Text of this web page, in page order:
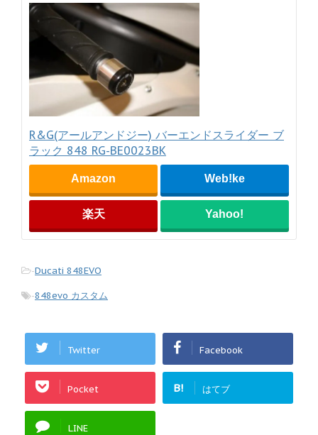
R&G(アールアンドジー) バーエンドスライダー ブ
ラック 848 RG-BE0023BK
Amazon Web!ke
楽天 Yahoo!
-Ducati 848EVO
-848evo カスタム
Twitter Facebook
Pocket B! はてブ
LINE